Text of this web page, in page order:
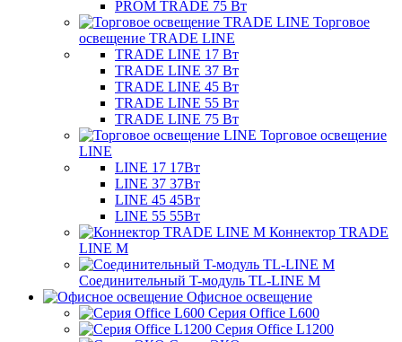
PROM TRADE 75 Вт
Торговое
освещение TRADE LINE
TRADE LINE 17 Вт
TRADE LINE 37 Вт
TRADE LINE 45 Вт
TRADE LINE 55 Вт
TRADE LINE 75 Вт
Торговое освещение
LINE
LINE 17 17Вт
LINE 37 37Вт
LINE 45 45Вт
LINE 55 55Вт
Коннектор TRADE
LINE M
Соединительный T-модуль TL-LINE M
Офисное освещение
Серия Office L600
Серия Office L1200